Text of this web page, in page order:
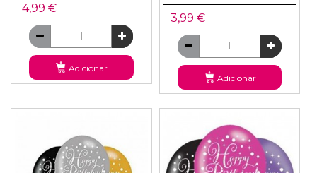
4,99 €
Adicionar
3,99 €
Adicionar